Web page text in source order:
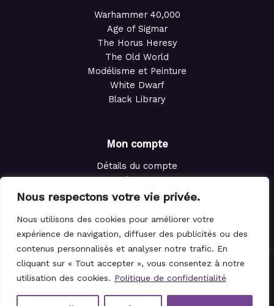
Nous respectons votre vie privée.
Nous utilisons des cookies pour améliorer votre
expérience de navigation, diffuser des publicités ou des
contenus personnalisés et analyser notre trafic. En
cliquant sur « Tout accepter », vous consentez à notre
utilisation des cookies. Politique de confidentialité
Warhammer 40,000
Age of Sigmar
The Horus Heresy
The Old World
Modélisme et Peinture
White Dwarf
Black Library
Mon compte
Détails du compte
Adresses
Commandes
Panier
© 2021-2026 Le Magicien des Dés.